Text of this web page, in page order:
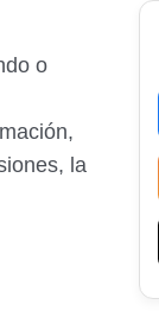
o
la